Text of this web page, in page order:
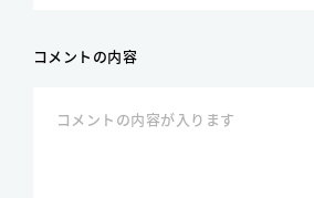
コメントの内容